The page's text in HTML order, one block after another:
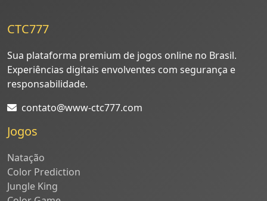
CTC777
Sua plataforma premium de jogos online no Brasil.
Experiências digitais envolventes com segurança e
responsabilidade.
contato@www-ctc777.com
Jogos
Natação
Color Prediction
Jungle King